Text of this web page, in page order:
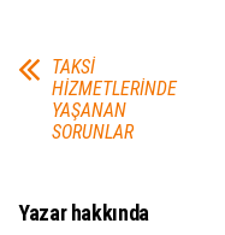
TAKSİ
HİZMETLERİNDE
YAŞANAN
SORUNLAR
Yazar hakkında